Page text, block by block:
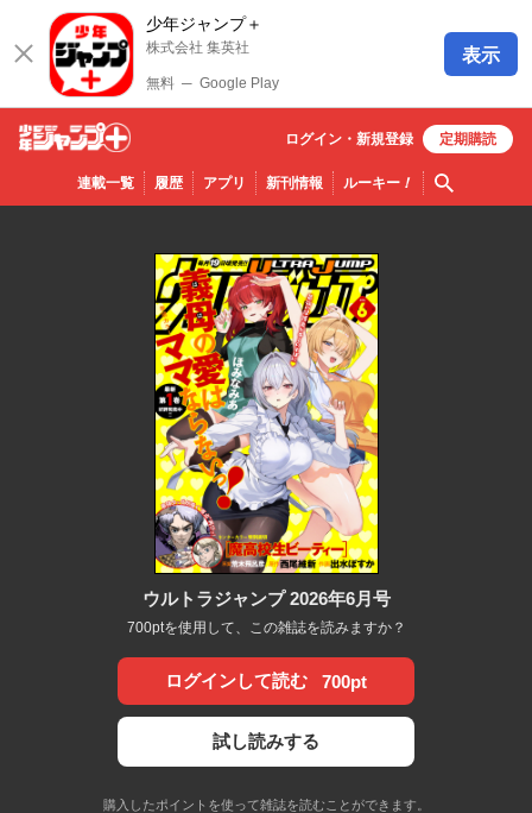
少年ジャンプ＋
株式会社 集英社
無料 ─ Google Play
表示
少年ジ
ャンプ
連載一覧 履歴 アプリ 新刊情報 ルーキー！ 検索
ログイン・ 新規登録 定期購読
ウルトラジャンプ 2026年6月号
700ptを使用して、この雑誌を読みますか？
ログインして読む 700pt
試し読みする
購入したポイントを使って雑誌を読むことができます。